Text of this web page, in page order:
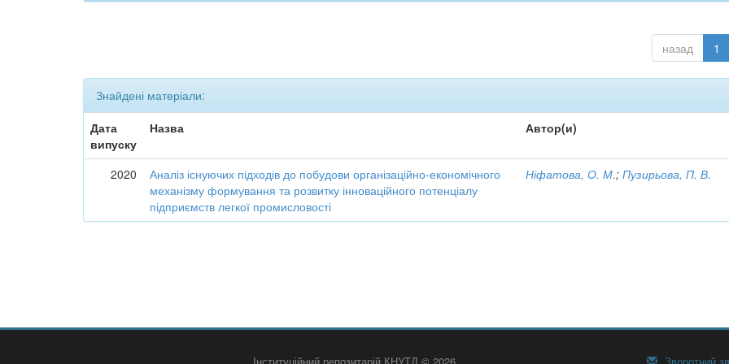
назад 1
Знайдені матеріали:
Дата
випуску
Назва Автор(и)
2020
Аналіз існуючих підходів до побудови організаційно-економічного
механізму формування та розвитку інноваційного потенціалу
підприємств легкої промисловості
Ніфатова, О. М.;Пузирьова, П. В.